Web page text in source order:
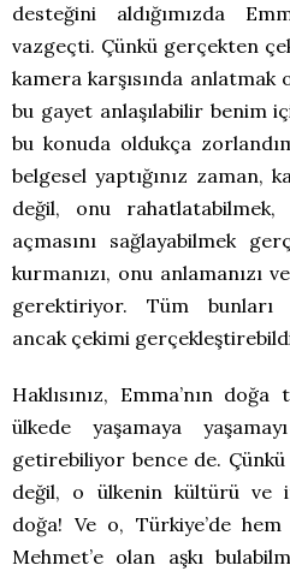
desteğini aldığımızda
vazgeçti. Çünkü gerçekten
kamera karşısında
bu gayet anlaşılabilir benim
bu konuda oldukça
belgesel yaptığınız zaman,
değil, onu
açmasını sağlayabilmek
kurmanızı, onu anlamanızı
gerektiriyor. Tüm bunları
ancak çekimi
Haklısınız, Emma’nın
ülkede yaşamaya
getirebiliyor bence de. Çünkü
değil, o ülkenin kültürü ve
doğa! Ve o, Türkiye’de
Mehmet’e olan aşkı